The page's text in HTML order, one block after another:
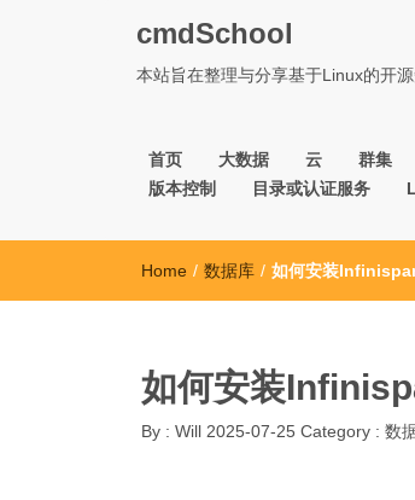
cmdSchool
本站旨在整理与分享基于Linux的开
首页 大数据 云 群集
版本控制
目录或认证服务
Home / 数据库 / 如何安装
如何安装
By : Will 2025-07-25 Category : 数